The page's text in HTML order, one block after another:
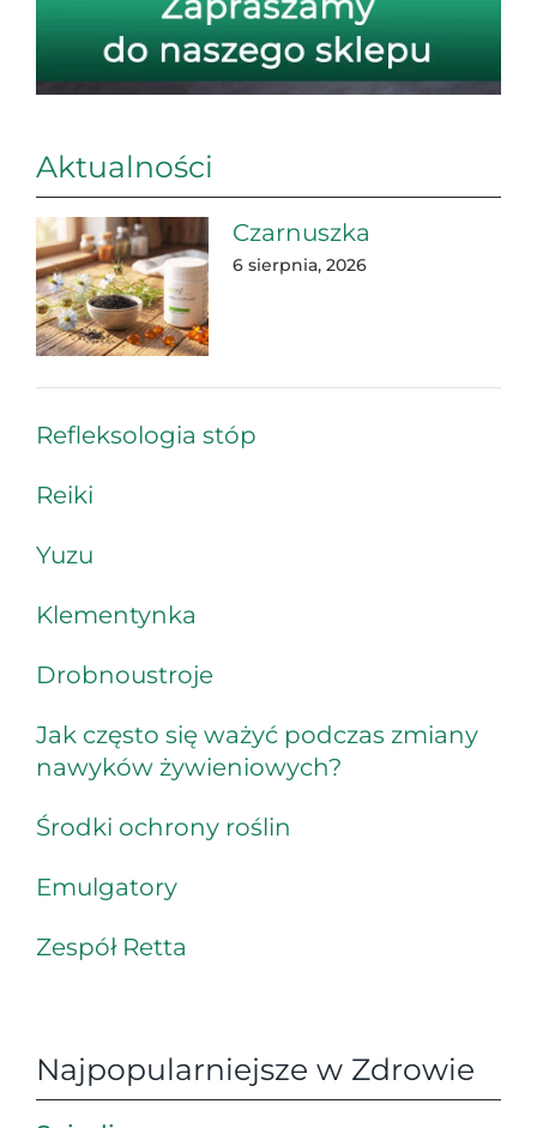
Aktualności
Czarnuszka
6 sierpnia, 2026
Refleksologia stóp
Reiki
Yuzu
Klementynka
Drobnoustroje
Jak często się ważyć podczas zmiany
nawyków żywieniowych?
Środki ochrony roślin
Emulgatory
Zespół Retta
Najpopularniejsze w Zdrowie